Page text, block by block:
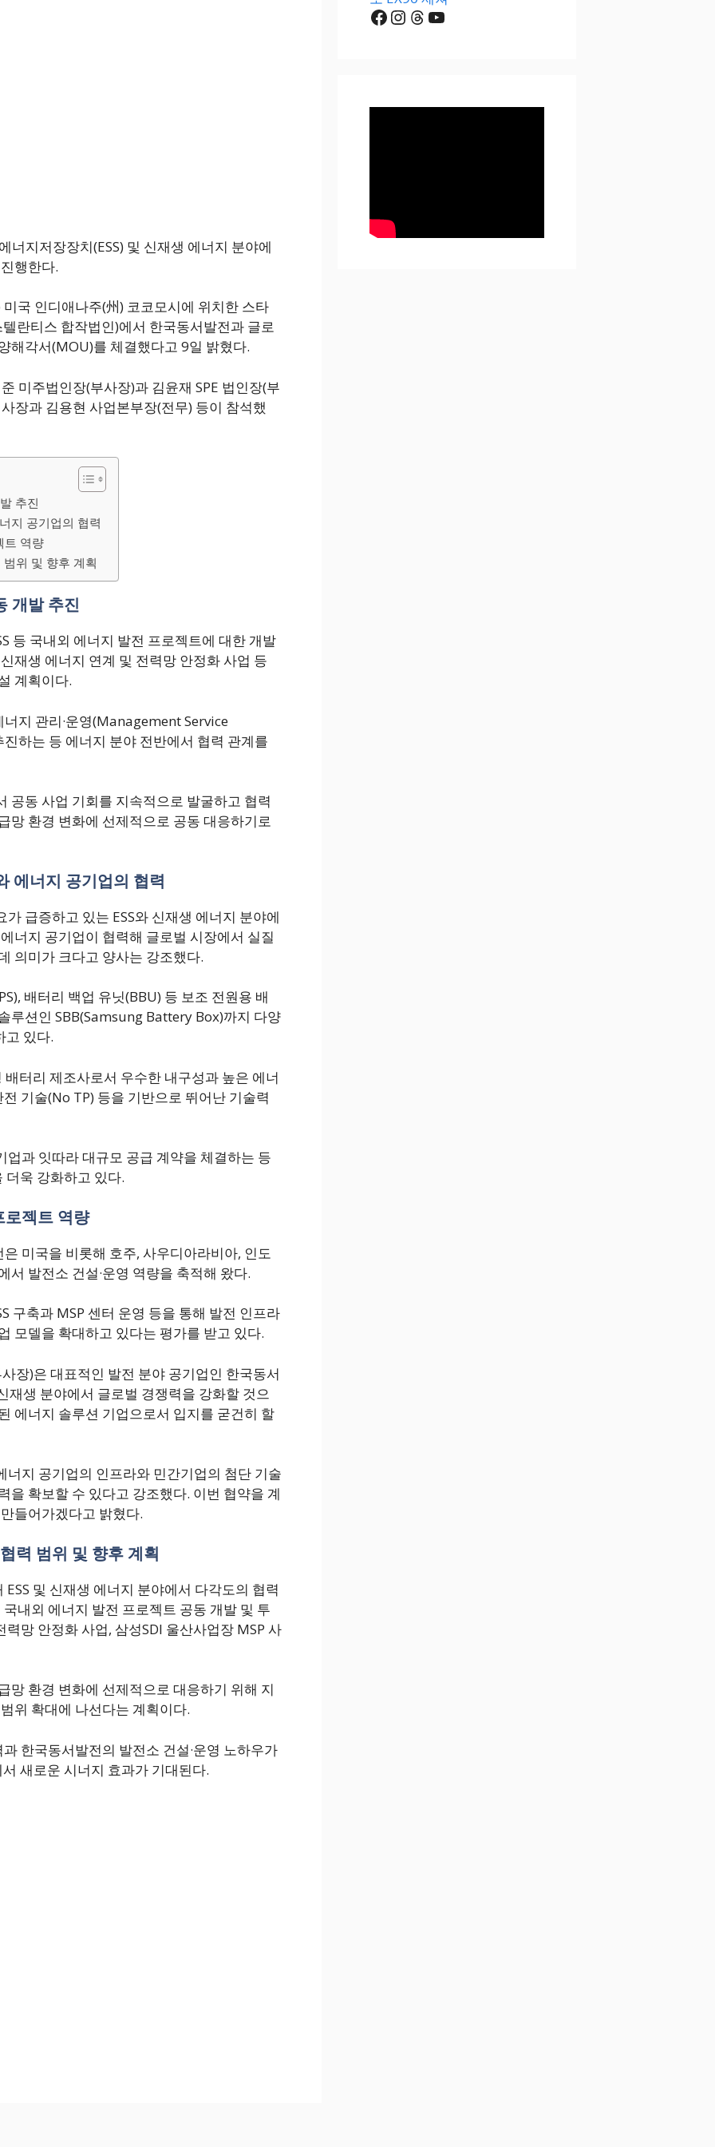
너지저장장치(ESS) 및 신재생 에너지 분야에
행한다.
국 인디애나주(州) 코코모시에 위치한 스타
란티스 합작법인)에서 한국동서발전과 글로
해각서(MOU)를 체결했다고 9일 밝혔다.
미주법인장(부사장)과 김윤재 SPE 법인장(부
장과 김용현 사업본부장(전무) 등이 참석했
추진
지 공기업의 협력
트 역량
위 및 향후 계획
개발 추진
등 국내외 에너지 발전 프로젝트에 대한 개발
재생 에너지 연계 및 전력망 안정화 사업 등
계획이다.
지 관리·운영(Management Service
하는 등 에너지 분야 전반에서 협력 관계를
공동 사업 기회를 지속적으로 발굴하고 협력
망 환경 변화에 선제적으로 공동 대응하기로
에너지 공기업의 협력
급증하고 있는 ESS와 신재생 에너지 분야에
너지 공기업이 협력해 글로벌 시장에서 실질
의미가 크다고 양사는 강조했다.
배터리 백업 유닛(BBU) 등 보조 전원용 배
루션인 SBB(Samsung Battery Box)까지 다양
고 있다.
터리 제조사로서 우수한 내구성과 높은 에너
기술(No TP) 등을 기반으로 뛰어난 기술력
과 잇따라 대규모 공급 계약을 체결하는 등
더욱 강화하고 있다.
젝트 역량
미국을 비롯해 호주, 사우디아라비아, 인도
서 발전소 건설·운영 역량을 축적해 왔다.
구축과 MSP 센터 운영 등을 통해 발전 인프라
모델을 확대하고 있다는 평가를 받고 있다.
장)은 대표적인 발전 분야 공기업인 한국동서
재생 분야에서 글로벌 경쟁력을 강화할 것으
에너지 솔루션 기업으로서 입지를 굳건히 할
지 공기업의 인프라와 민간기업의 첨단 기술
을 확보할 수 있다고 강조했다. 이번 협약을 계
들어가겠다고 밝혔다.
력 범위 및 향후 계획
및 신재생 에너지 분야에서 다각도의 협력
내외 에너지 발전 프로젝트 공동 개발 및 투
망 안정화 사업, 삼성SDI 울산사업장 MSP 사
망 환경 변화에 선제적으로 대응하기 위해 지
위 확대에 나선다는 계획이다.
한국동서발전의 발전소 건설·운영 노하우가
새로운 시너지 효과가 기대된다.
Facebook
Instagram
Threads
YouTube